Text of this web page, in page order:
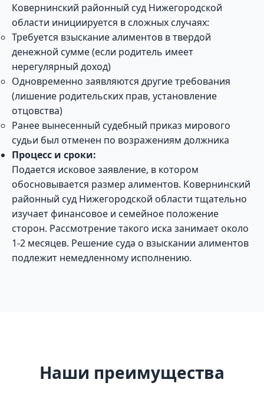
Ковернинский районный суд Нижегородской
области инициируется в сложных случаях:
Требуется взыскание алиментов в твердой
денежной сумме (если родитель имеет
нерегулярный доход)
Одновременно заявляются другие требования
(лишение родительских прав, установление
отцовства)
Ранее вынесенный судебный приказ мирового
судьи был отменен по возражениям должника
Процесс и сроки:
Подается исковое заявление, в котором
обосновывается размер алиментов. Ковернинский
районный суд Нижегородской области тщательно
изучает финансовое и семейное положение
сторон. Рассмотрение такого иска занимает около
1-2 месяцев. Решение суда о взыскании алиментов
подлежит немедленному исполнению.
Наши преимущества